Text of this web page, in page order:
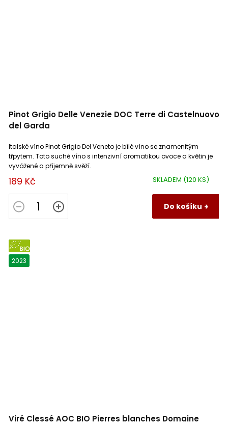
Pinot Grigio Delle Venezie DOC Terre di Castelnuovo
del Garda
SKLADEM (120 KS)
189 Kč
Do košíku
Italské víno Pinot Grigio Del Veneto je bílé víno se znamenitým
třpytem. Toto suché víno s intenzivní aromatikou ovoce a květin je
vyvážené a příjemně svěží.
BIO
2023
Viré Clessé AOC BIO Pierres blanches Domaine